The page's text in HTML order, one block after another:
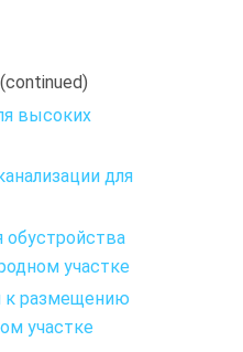
(continued)
высоких
для
участке
к размещению
участке